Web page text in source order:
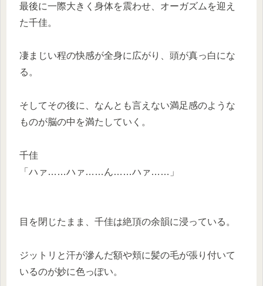
最後に一際大きく身体を震わせ、オーガズムを迎え
た千佳。
凄まじい程の快感が全身に広がり、頭が真っ白にな
る。
そしてその後に、なんとも言えない満足感のような
ものが脳の中を満たしていく。
千佳
「ハァ……ハァ……ん……ハァ……」
目を閉じたまま、千佳は絶頂の余韻に浸っている。
ジットリと汗が滲んだ額や頬に髪の毛が張り付いて
いるのが妙に色っぽい。